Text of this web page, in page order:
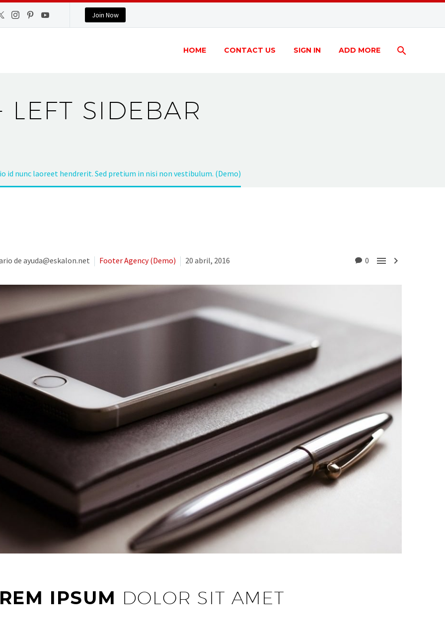
Join Now
HOME CONTACT US SIGN IN ADD MORE
LEFT SIDEBAR
id nunc laoreet hendrerit. Sed pretium in nisi non vestibulum. (Demo)
0  
de ayuda@eskalon.net Footer Agency (Demo) 20 abril, 2016
IPSUM DOLOR SIT AMET